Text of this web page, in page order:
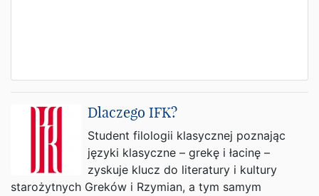
Dlaczego IFK?
Student filologii klasycznej poznając
języki klasyczne – grekę i łacinę –
zyskuje klucz do literatury i kultury
starożytnych Greków i Rzymian, a tym samym